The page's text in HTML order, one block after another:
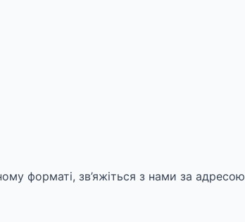
форматі, зв’яжіться з нами за адресою